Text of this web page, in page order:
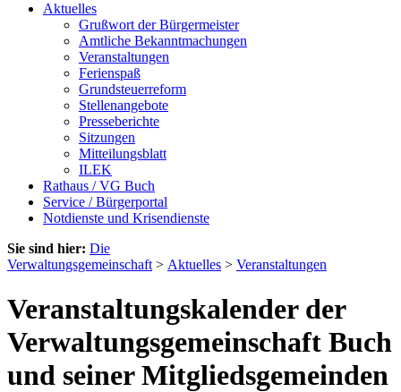
Aktuelles
Grußwort der Bürgermeister
Amtliche Bekanntmachungen
Veranstaltungen
Ferienspaß
Grundsteuerreform
Stellenangebote
Presseberichte
Sitzungen
Mitteilungsblatt
ILEK
Rathaus / VG Buch
Service / Bürgerportal
Notdienste und Krisendienste
Sie sind hier: Die
Verwaltungsgemeinschaft > Aktuelles > Veranstaltungen
Veranstaltungskalender der
Verwaltungsgemeinschaft Buch
und seiner Mitgliedsgemeinden